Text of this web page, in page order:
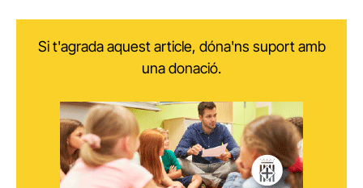
Si t'agrada aquest article, dóna'ns suport amb
una donació.